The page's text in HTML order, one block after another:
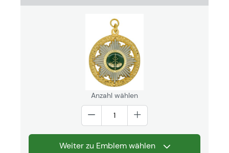
Anzahl wählen
Weiter zu Emblem wählen